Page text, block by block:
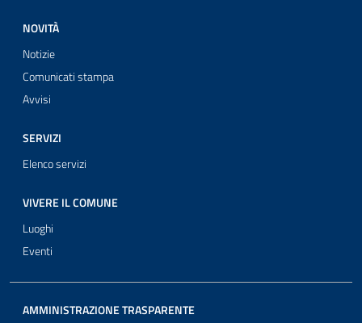
NOVITÀ
Notizie
Comunicati stampa
Avvisi
SERVIZI
Elenco servizi
VIVERE IL COMUNE
Luoghi
Eventi
AMMINISTRAZIONE TRASPARENTE